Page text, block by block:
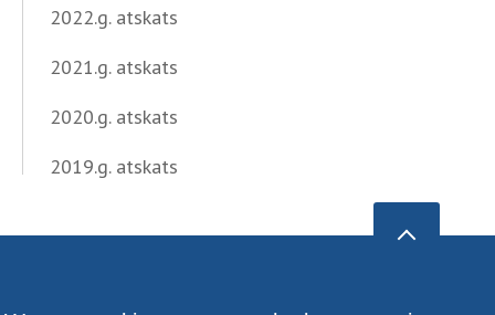
2022.g. atskats
2021.g. atskats
2020.g. atskats
2019.g. atskats